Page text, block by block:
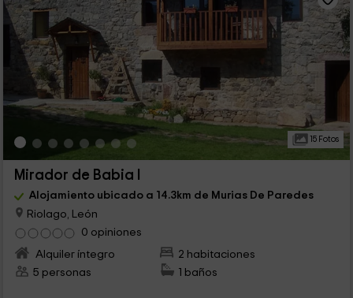
15 Fotos
Mirador de Babia I
Alojamiento ubicado a 14.3km de Murias De Paredes
Riolago, León
0 opiniones
Alquiler íntegro
2 habitaciones
5 personas
1 baños